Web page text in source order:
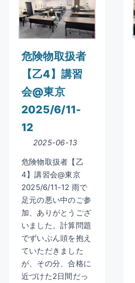
危険物取扱者
【乙4】講習
会@東京
2025/6/11-
12
2025-06-13
危険物取扱者【乙
4】講習会@東京
2025/6/11-12 雨で
足元の悪い中のご参
加、ありがとうござ
いました。計算問題
でずいぶん頭を抱え
ていただきました
が、その分、合格に
近づけた2日間だっ